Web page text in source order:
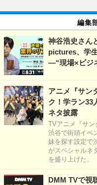
編集
神谷浩史さん
pictures、学
―“現場×ビジ
アニメ『サン
ク！学ラン33
ネタ披露
TVアニメ『サン
渋谷で街頭イベ
妹を探す設定で
がスペシャルネ
を盛り上げた。
DMM TVで視